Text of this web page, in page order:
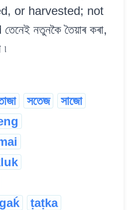
or harvested; not
নতুনকৈ তৈয়াৰ কৰা,
সতেজ সাজো
ṭaṭka